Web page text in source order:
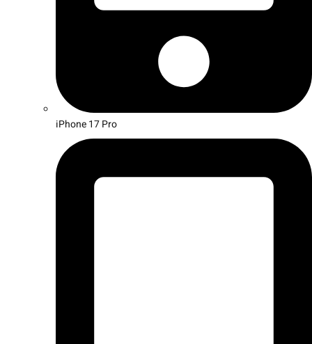
iPhone 17 Pro